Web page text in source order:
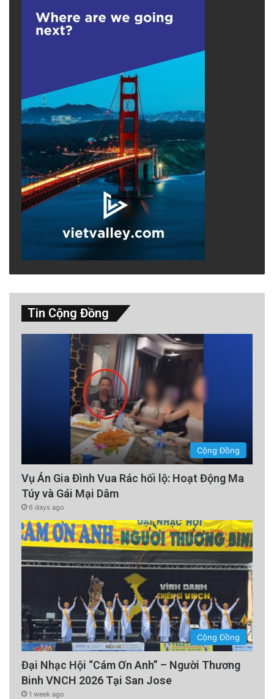
Tin Cộng Đồng
Cộng Đồng
Vụ Án Gia Đình Vua Rác hối lộ: Hoạt Động Ma
Túy và Gái Mại Dâm
6 days ago
Cộng Đồng
Đại Nhạc Hội “Cám Ơn Anh” – Người Thương
Binh VNCH 2026 Tại San Jose
1 week ago